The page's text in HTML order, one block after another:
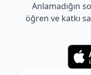
Anlamadığın
öğren ve katkı